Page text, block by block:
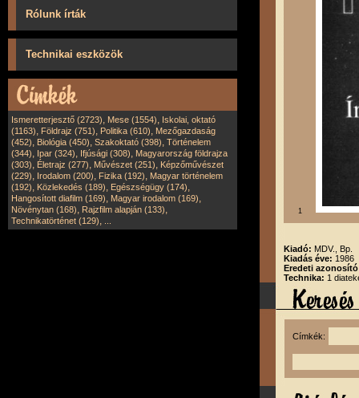
Rólunk írták
Technikai eszközök
Ismeretterjesztő (2723), Mese (1554), Iskolai, oktató
(1163), Földrajz (751), Politika (610), Mezőgazdaság
(452), Biológia (450), Szakoktató (398), Történelem
(344), Ipar (324), Ifjúsági (308), Magyarország földrajza
(303), Életrajz (277), Művészet (251), Képzőművészet
(229), Irodalom (200), Fizika (192), Magyar történelem
(192), Közlekedés (189), Egészségügy (174),
Hangosított diafilm (169), Magyar irodalom (169),
Növénytan (168), Rajzfilm alapján (133),
Technikatörténet (129),
1
Kiadó: MDV., Bp.
Kiadás éve: 1986
Eredeti
Technika: 1
Címkék: